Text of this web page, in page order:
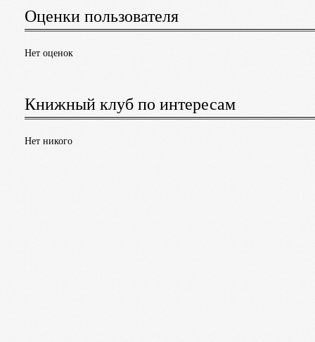
Оценки пользователя
Нет оценок
Книжный клуб по интересам
Нет никого